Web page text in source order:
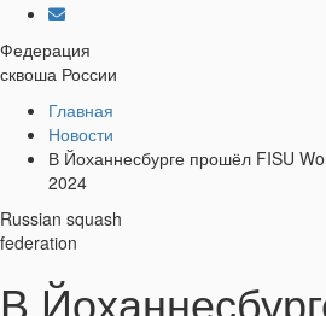
Федерация
сквоша России
Хлебные
крошки
Главная
Новости
В Йоханнесбурге прошёл FISU
2024
Russian squash
federation
В